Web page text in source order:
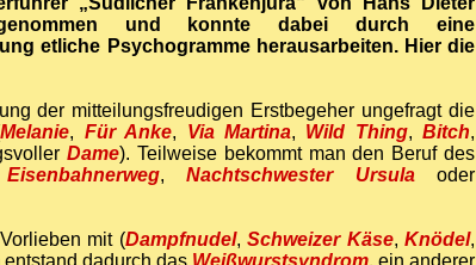
und konnte dabei durch eine
etliche Psychogramme herausarbeiten. Hier die
der mitteilungsfreudigen Erstbegeher ungefragt die
Melanie, Für Anke, Via Martina, Wild Thing,Bitch,
Dame). Teilweise bekommt man den Beruf des
Eisenbahnerweg,Nachtschwester Ursulaoder
mit (Dampfnudel,Schweizer Käse,Knödel,
dadurch das Weißwurstsyndrom, ein anderer